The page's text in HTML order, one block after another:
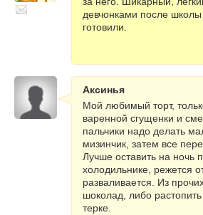
девчонками после школы
готовили.
Аксинья
Мой любимый торт,
варенной сгущенки и
пальчики надо делать
мизинчик, затем все
Лучше оставить на ночь
холодильнике, режется
разваливается. Из
шоколад, либо
терке.